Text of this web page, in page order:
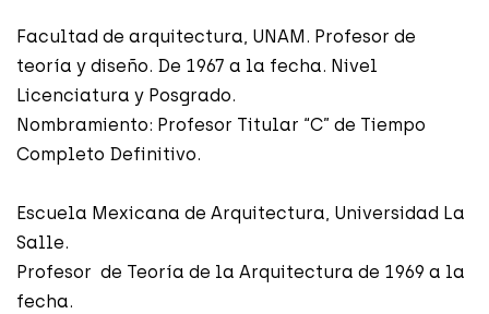
Facultad de arquitectura, UNAM. Profesor de
teoría y diseño. De 1967 a la fecha. Nivel
Licenciatura y Posgrado.
Nombramiento: Profesor Titular “C” de Tiempo
Completo Definitivo.
Escuela Mexicana de Arquitectura, Universidad La
Salle.
Profesor de Teoría de la Arquitectura de 1969 a la
fecha.